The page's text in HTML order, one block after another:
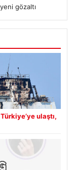
gözaltı
ulaştı,